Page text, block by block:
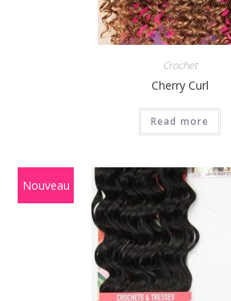
Crochet
Cherry Curl
Read more
Nouveau